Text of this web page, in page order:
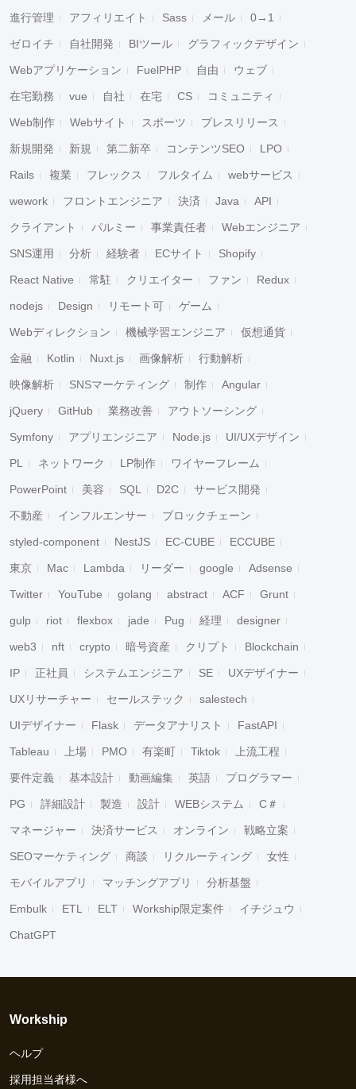
進行管理 アフィリエイト Sass メール 0→1
ゼロイチ 自社開発 BIツール グラフィックデザイン
Webアプリケーション FuelPHP 自由 ウェブ
在宅勤務 vue 自社 在宅 CS コミュニティ
Web制作 Webサイト スポーツ プレスリリース
新規開発 新規 第二新卒 コンテンツSEO LPO
Rails 複業 フレックス フルタイム webサービス
wework フロントエンジニア 決済 Java API
クライアント パルミー 事業責任者 Webエンジニア
SNS運用 分析 経験者 ECサイト Shopify
React Native 常駐 クリエイター ファン Redux
nodejs Design リモート可 ゲーム
Webディレクション 機械学習エンジニア 仮想通貨
金融 Kotlin Nuxt.js 画像解析 行動解析
映像解析 SNSマーケティング 制作 Angular
jQuery GitHub 業務改善 アウトソーシング
Symfony アプリエンジニア Node.js UI/UXデザイン
PL ネットワーク LP制作 ワイヤーフレーム
PowerPoint 美容 SQL D2C サービス開発
不動産 インフルエンサー ブロックチェーン
styled-component NestJS EC-CUBE ECCUBE
東京 Mac Lambda リーダー google Adsense
Twitter YouTube golang abstract ACF Grunt
gulp riot flexbox jade Pug 経理 designer
web3 nft crypto 暗号資産 クリプト Blockchain
IP 正社員 システムエンジニア SE UXデザイナー
UXリサーチャー セールステック salestech
UIデザイナー Flask データアナリスト FastAPI
Tableau 上場 PMO 有楽町 Tiktok 上流工程
要件定義 基本設計 動画編集 英語 プログラマー
PG 詳細設計 製造 設計 WEBシステム C＃
マネージャー 決済サービス オンライン 戦略立案
SEOマーケティング 商談 リクルーティング 女性
モバイルアプリ マッチングアプリ 分析基盤
Embulk ETL ELT Workship限定案件 イチジュウ
ChatGPT
Workship
ヘルプ
採用担当者様へ